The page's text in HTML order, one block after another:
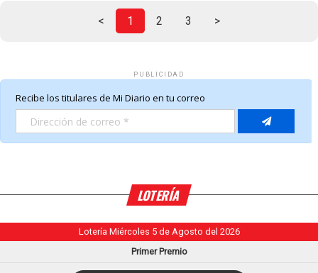
< 1 2 3 >
PUBLICIDAD
LOTERÍA
Lotería Miércoles 5 de Agosto del 2026
Primer Premio